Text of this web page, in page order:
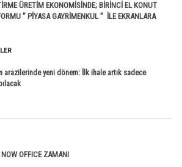
ÜRETİM EKONOMİSİNDE; BİRİNCİ EL KONUT
” PİYASA GAYRİMENKUL ” İLE EKRANLARA
arazilerinde yeni dönem: İlk ihale artık sadece
NOW OFFICE ZAMANI